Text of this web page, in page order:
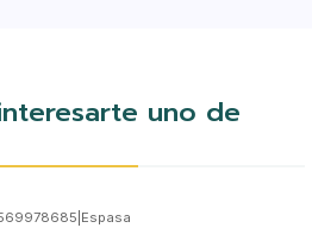
uno de
Espasa